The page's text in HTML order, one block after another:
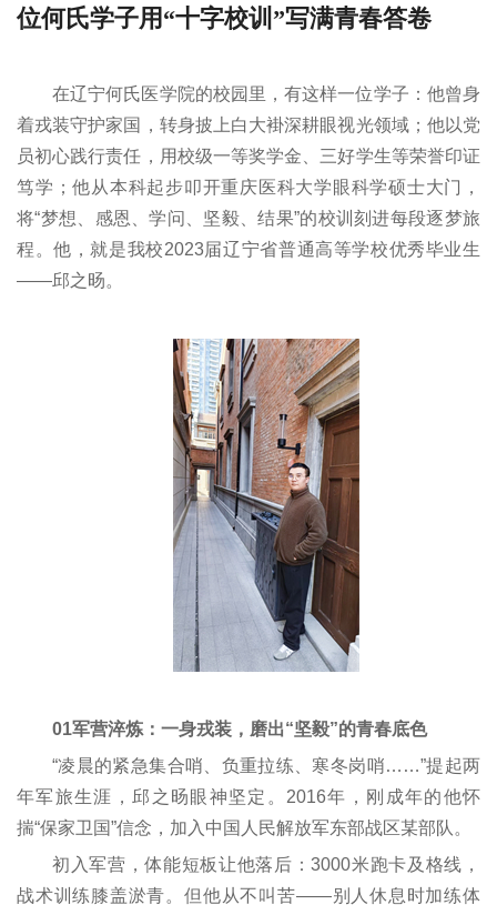
位何氏学子用“十字校训”写满青春答卷
在辽宁何氏医学院的校园里，有这样一位学子：他曾身
着戎装守护家国，转身披上白大褂深耕眼视光领域；他以党
员初心践行责任，用校级一等奖学金、三好学生等荣誉印证
笃学；他从本科起步叩开重庆医科大学眼科学硕士大门，
将“梦想、感恩、学问、坚毅、结果”的校训刻进每段逐梦旅
程。他，就是我校2023届辽宁省普通高等学校优秀毕业生
——邱之旸。
01军营淬炼：一身戎装，磨出“坚毅”的青春底色
“凌晨的紧急集合哨、负重拉练、寒冬岗哨……”提起两
年军旅生涯，邱之旸眼神坚定。2016年，刚成年的他怀
揣“保家卫国”信念，加入中国人民解放军东部战区某部队。
初入军营，体能短板让他落后：3000米跑卡及格线，
战术训练膝盖淤青。但他从不叫苦——别人休息时加练体